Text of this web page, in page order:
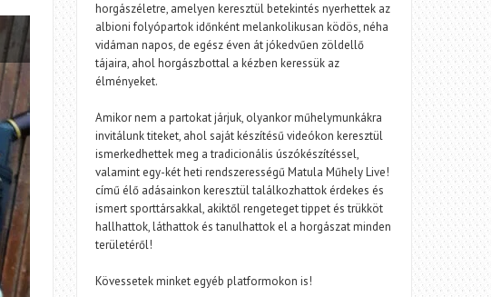
horgászéletre, amelyen keresztül betekintés nyerhettek az
albioni folyópartok időnként melankolikusan ködös, néha
vidáman napos, de egész éven át jókedvűen zöldellő
tájaira, ahol horgászbottal a kézben keressük az
élményeket.
Amikor nem a partokat járjuk, olyankor műhelymunkákra
invitálunk titeket, ahol saját készítésű videókon keresztül
ismerkedhettek meg a tradicionális úszókészítéssel,
valamint egy-két heti rendszerességű Matula Műhely Live!
című élő adásainkon keresztül találkozhattok érdekes és
ismert sporttársakkal, akiktől rengeteget tippet és trükköt
hallhattok, láthattok és tanulhattok el a horgászat minden
területéről!
Kövessetek minket egyéb platformokon is!